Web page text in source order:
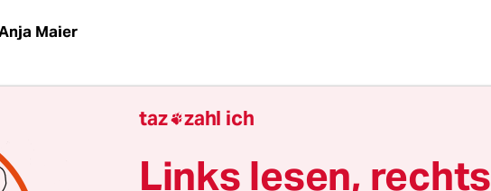
Maier
| Es ist einer dieser besonderen Sonnenuntergänge. Der
Christine Lieberknecht ist mit ihrem Tross durch
und hat gemacht, was sie machen muss:
Nun, gegen zehn Uhr, versinkt die Sonne in
taz zahl ich
Links lesen, rechts